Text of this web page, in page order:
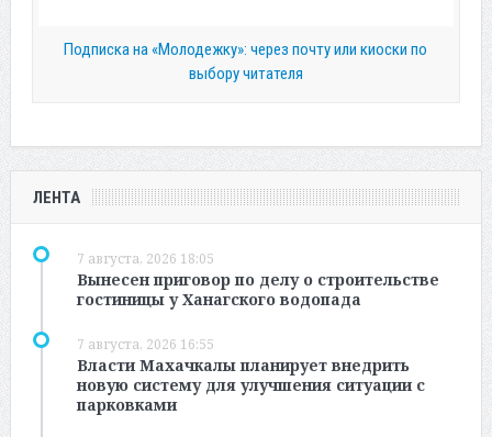
Подписка на «Молодежку»: через почту или киоски по
выбору читателя
ЛЕНТА
7 августа, 2026 18:05
Вынесен приговор по делу о строительстве
гостиницы у Ханагского водопада
7 августа, 2026 16:55
Власти Махачкалы планирует внедрить
новую систему для улучшения ситуации с
парковками